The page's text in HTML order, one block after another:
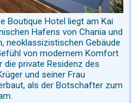
Boutique Hotel liegt am Kai
Hafens von Chania und
neoklassizistischen Gebäude
von modernem Komfort
die private Residenz des
und seiner Frau
als der Botschafter zum